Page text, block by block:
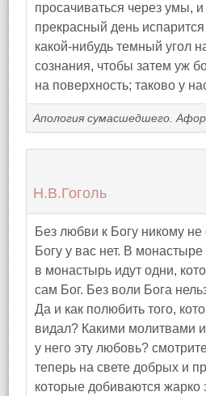
просачиваться через умы,
прекрасный день
какой-нибудь темный угол
сознания, чтобы затем уж
на поверхность; таково у
Апология сумасшедшего.
Н.В.Гоголь
Без любви к Богу никому не
Богу у вас нет. В
в монастырь идут одни,
сам Бог. Без воли Бога
Да и как полюбить того,
видал? Какими молитвами
у него эту любовь?
теперь на свете добрых и
которые добиваются жарко